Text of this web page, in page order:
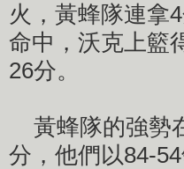
火，黃蜂隊連拿
命中，沃克上籃
26分。
黃蜂隊的強勢
分，他們以84-